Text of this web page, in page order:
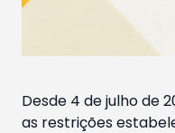
Desde 4 de julho de
as restrições